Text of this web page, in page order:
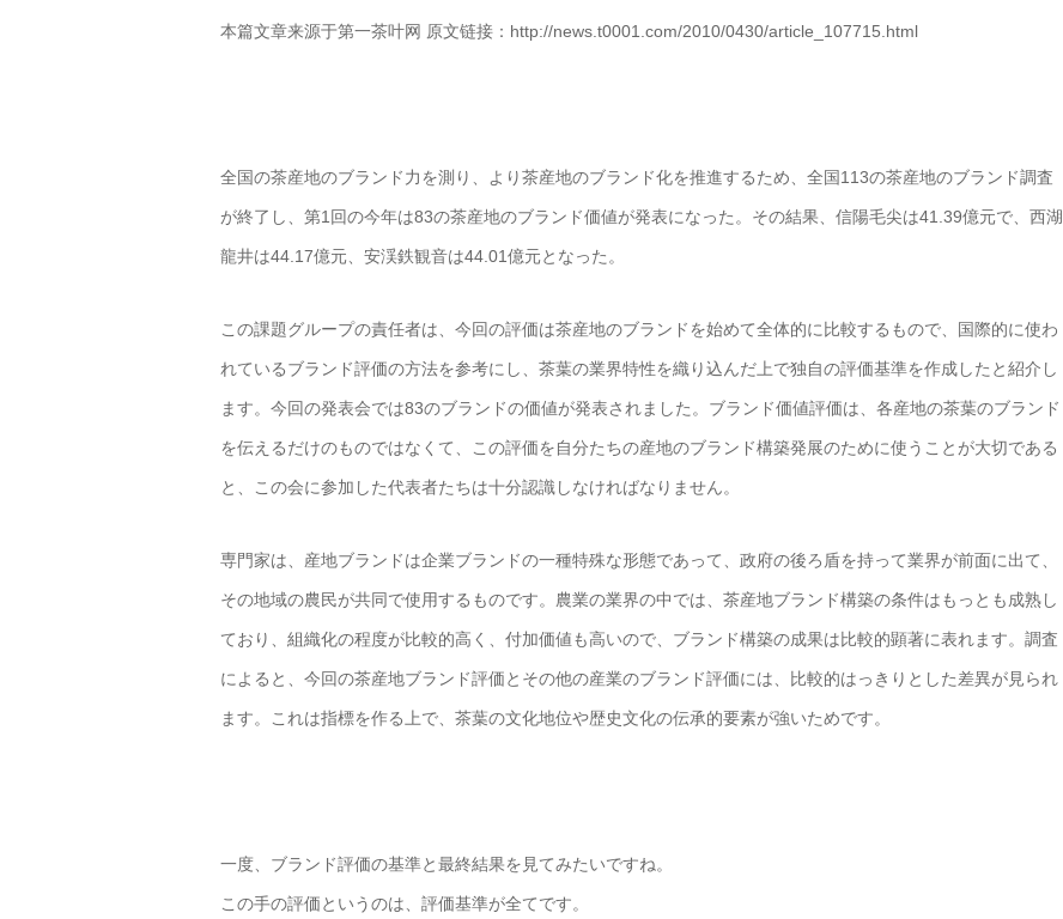
本篇文章来源于第一茶叶网 原文链接：http://news.t0001.com/2010/0430/article_107715.html
全国の茶産地のブランド力を測り、より茶産地のブランド化を推進するため、全国113の茶産地のブランド調査
が終了し、第1回の今年は83の茶産地のブランド価値が発表になった。その結果、信陽毛尖は41.39億元で、西湖
龍井は44.17億元、安渓鉄観音は44.01億元となった。
この課題グループの責任者は、今回の評価は茶産地のブランドを始めて全体的に比較するもので、国際的に使わ
れているブランド評価の方法を参考にし、茶葉の業界特性を織り込んだ上で独自の評価基準を作成したと紹介し
ます。今回の発表会では83のブランドの価値が発表されました。ブランド価値評価は、各産地の茶葉のブランド
を伝えるだけのものではなくて、この評価を自分たちの産地のブランド構築発展のために使うことが大切である
と、この会に参加した代表者たちは十分認識しなければなりません。
専門家は、産地ブランドは企業ブランドの一種特殊な形態であって、政府の後ろ盾を持って業界が前面に出て、
その地域の農民が共同で使用するものです。農業の業界の中では、茶産地ブランド構築の条件はもっとも成熟し
ており、組織化の程度が比較的高く、付加価値も高いので、ブランド構築の成果は比較的顕著に表れます。調査
によると、今回の茶産地ブランド評価とその他の産業のブランド評価には、比較的はっきりとした差異が見られ
ます。これは指標を作る上で、茶葉の文化地位や歴史文化の伝承的要素が強いためです。
一度、ブランド評価の基準と最終結果を見てみたいですね。
この手の評価というのは、評価基準が全てです。